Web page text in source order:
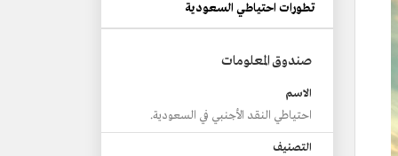
تطورات احتياطي السعودية
صندوق المعلومات
الاسم
احتياطي النقد الأجنبي في السعودية.
التصنيف